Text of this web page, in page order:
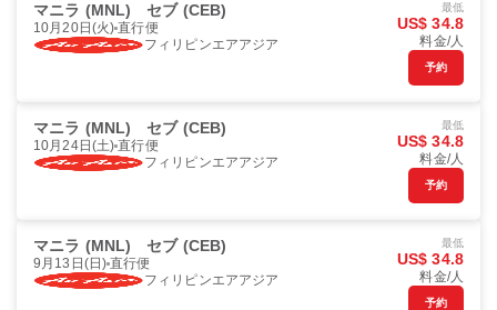
マニラ (MNL) セブ (CEB)
10月20日(火) 直行便
フィリピンエアアジア
最低
US$ 34.8
料金/人
予約
マニラ (MNL) セブ (CEB)
10月24日(土) 直行便
フィリピンエアアジア
最低
US$ 34.8
料金/人
予約
マニラ (MNL) セブ (CEB)
9月13日(日) 直行便
フィリピンエアアジア
最低
US$ 34.8
料金/人
予約